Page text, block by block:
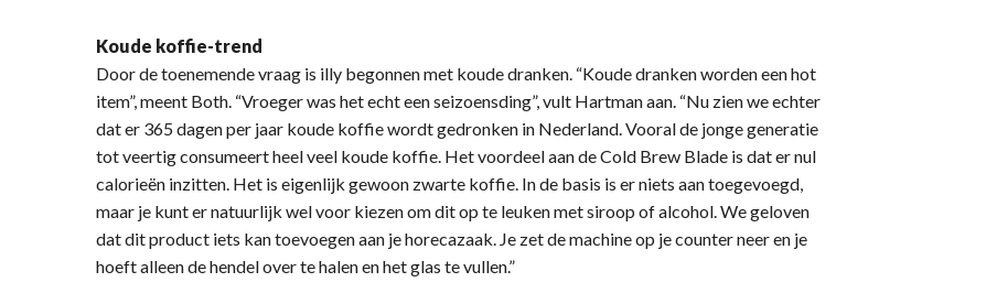
Koude koffie-trend
Door de toenemende vraag is illy begonnen met koude dranken. “Koude dranken worden een hot
item”, meent Both. “Vroeger was het echt een seizoensding”, vult Hartman aan. “Nu zien we echter
dat er 365 dagen per jaar koude koffie wordt gedronken in Nederland. Vooral de jonge generatie
tot veertig consumeert heel veel koude koffie. Het voordeel aan de Cold Brew Blade is dat er nul
calorieën inzitten. Het is eigenlijk gewoon zwarte koffie. In de basis is er niets aan toegevoegd,
maar je kunt er natuurlijk wel voor kiezen om dit op te leuken met siroop of alcohol. We geloven
dat dit product iets kan toevoegen aan je horecazaak. Je zet de machine op je counter neer en je
hoeft alleen de hendel over te halen en het glas te vullen.”